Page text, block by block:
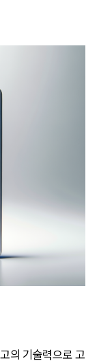
의 기술력으로 고